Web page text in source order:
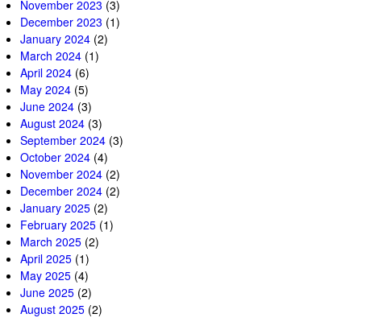
November 2023 (3)
December 2023 (1)
January 2024 (2)
March 2024 (1)
April 2024 (6)
May 2024 (5)
June 2024 (3)
August 2024 (3)
September 2024 (3)
October 2024 (4)
November 2024 (2)
December 2024 (2)
January 2025 (2)
February 2025 (1)
March 2025 (2)
April 2025 (1)
May 2025 (4)
June 2025 (2)
August 2025 (2)